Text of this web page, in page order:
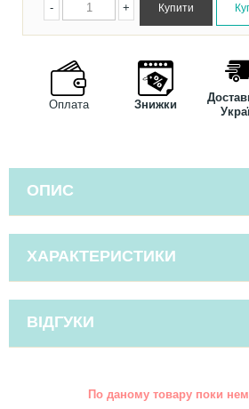
+
-
Оплата Знижки
ОПИС
ХАРАКТЕРИСТИКИ
ВІДГУКИ
По даному товару поки